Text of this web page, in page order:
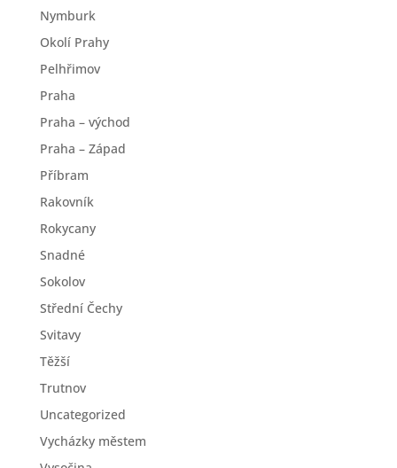
Nymburk
Okolí Prahy
Pelhřimov
Praha
Praha – východ
Praha – Západ
Příbram
Rakovník
Rokycany
Snadné
Sokolov
Střední Čechy
Svitavy
Těžší
Trutnov
Uncategorized
Vycházky městem